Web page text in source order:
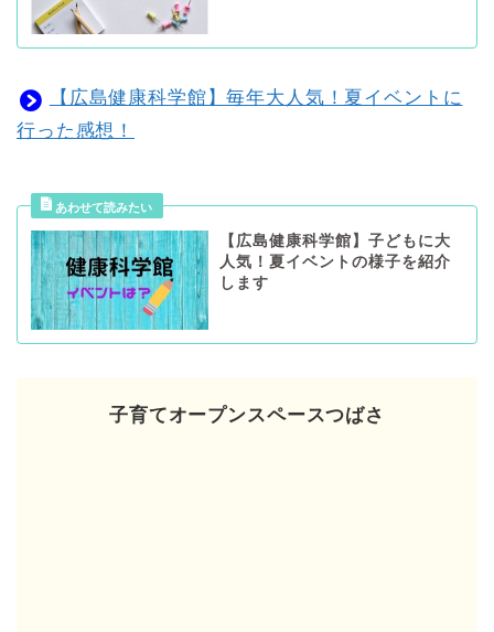
【広島健康科学館】毎年大人気！夏イベントに
行った感想！
【広島健康科学館】子どもに大
人気！夏イベントの様子を紹介
します
子育てオープンスペースつばさ